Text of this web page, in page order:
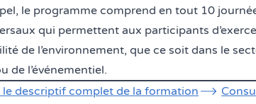
le programme comprend en tout 10
qui permettent aux participants
de l’environnement, que ce soit dans le
de l’événementiel.
le descriptif complet de la formation